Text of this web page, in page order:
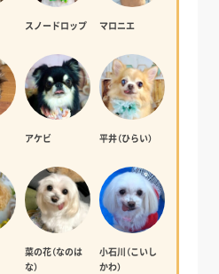
スノードロップ マロニエ
アケビ 平井（ひらい）
菜の花（なのは
な）
小石川（こいし
かわ）